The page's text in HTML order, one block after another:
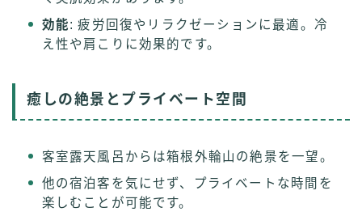
効能: 疲労回復やリラクゼーションに最適。冷
え性や肩こりに効果的です。
癒しの絶景とプライベート空間
客室露天風呂からは箱根外輪山の絶景を一望。
他の宿泊客を気にせず、プライベートな時間を
楽しむことが可能です。